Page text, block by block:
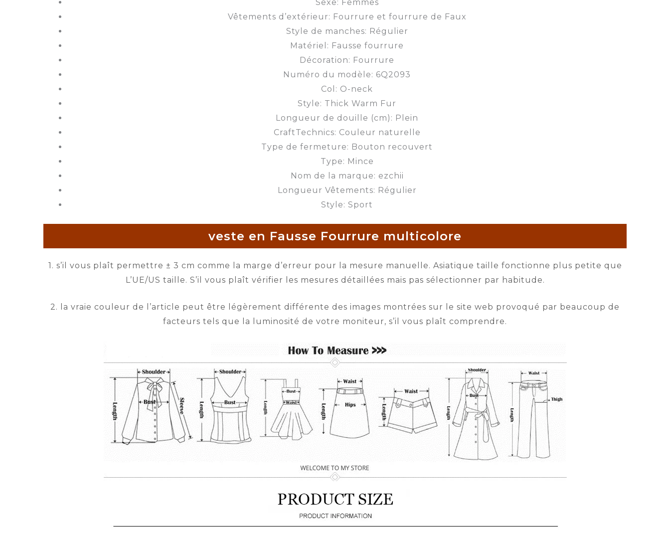
Sexe: Femmes
Vêtements d’extérieur: Fourrure et fourrure de Faux
Style de manches: Régulier
Matériel: Fausse fourrure
Décoration: Fourrure
Numéro du modèle: 6Q2093
Col: O-neck
Style: Thick Warm Fur
Longueur de douille (cm): Plein
CraftTechnics: Couleur naturelle
Type de fermeture: Bouton recouvert
Type: Mince
Nom de la marque: ezchii
Longueur Vêtements: Régulier
Style: Sport
veste en Fausse Fourrure multicolore
1. s’il vous plaît permettre ± 3 cm comme la marge d’erreur pour la mesure manuelle. Asiatique taille fonctionne plus petite que
L’UE/US taille. S’il vous plaît vérifier les mesures détaillées mais pas sélectionner par habitude.
2. la vraie couleur de l’article peut être légèrement différente des images montrées sur le site web provoqué par beaucoup de
facteurs tels que la luminosité de votre moniteur, s’il vous plaît comprendre.